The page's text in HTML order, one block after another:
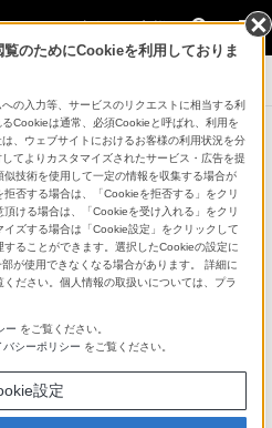
法人のお客様
事例一覧
ト
詳細メニュー
のためにCookieを利用しておりま
の入力等、サービスのリクエストに相当する利
Cookieは通常、必須Cookieと呼ばれ、利用を
、ウェブサイトにおけるお客様の利用状況を分
てよりカスタマイズされたサービス・広告を提
技術を使用して一定の情報を収集する場合が
否する場合は、「Cookieを拒否する」をクリ
ける場合は、「Cookieを受け入れる」をクリ
ズする場合は「Cookie設定」をクリックして
ることができます。選択したCookieの設定に
が使用できなくなる場合があります。 詳細に
ださい。個人情報の取扱いについては、プラ
ー をご覧ください。
バシーポリシー をご覧ください。
設定